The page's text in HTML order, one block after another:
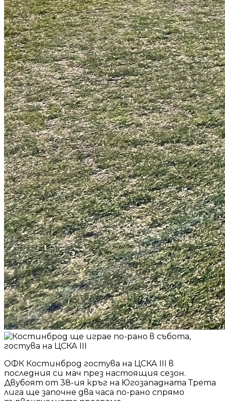
ОФК Костинброд гостува на ЦСКА III в
последния си мач през настоящия сезон.
Двубоят от 38-ия кръг на Югозападната Трета
лига ще започне два часа по-рано спрямо